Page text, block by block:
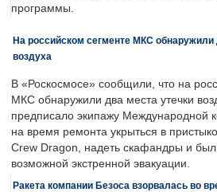
программы.
На российском сегменте МКС обнаружили
воздуха
В «Роскосмосе» сообщили, что на
МКС обнаружили два места утечки
предписало экипажу Международной
на время ремонта укрыться в
Crew Dragon, надеть скафандры и
возможной экстренной эвакуации.
Ракета компании Безоса взорвалась во